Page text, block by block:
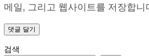
메일, 그리고 웹사이트를 저장합니
검색